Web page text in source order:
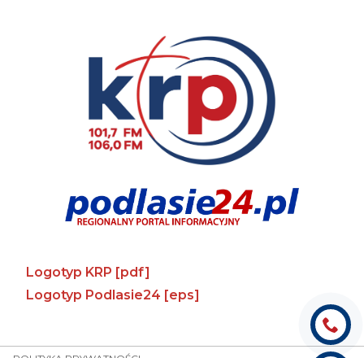
Logotyp KRP [pdf]
Logotyp Podlasie24 [eps]